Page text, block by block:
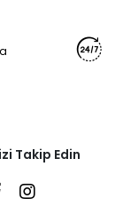
Takip Edin